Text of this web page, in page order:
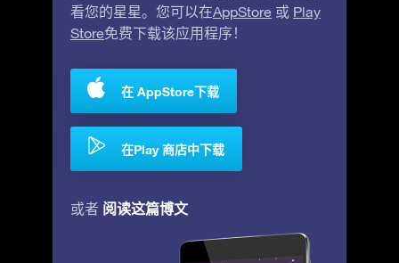
看您的星星。您可以在AppStore 或 Play
Store免费下载该应用程序！
在 AppStore下载
在Play 商店中下载
或者 阅读这篇博文